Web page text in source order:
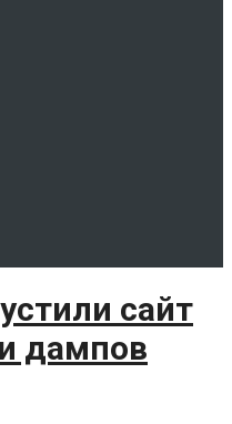
сайт
дампов